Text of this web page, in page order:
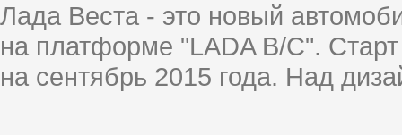
Лада Веста - это новый
на платформе "LADA B/C".
на сентябрь 2015 года. Над